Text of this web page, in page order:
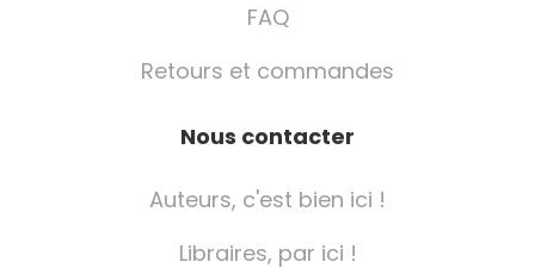
FAQ
Retours et commandes
Nous contacter
Auteurs, c'est bien ici !
Libraires, par ici !